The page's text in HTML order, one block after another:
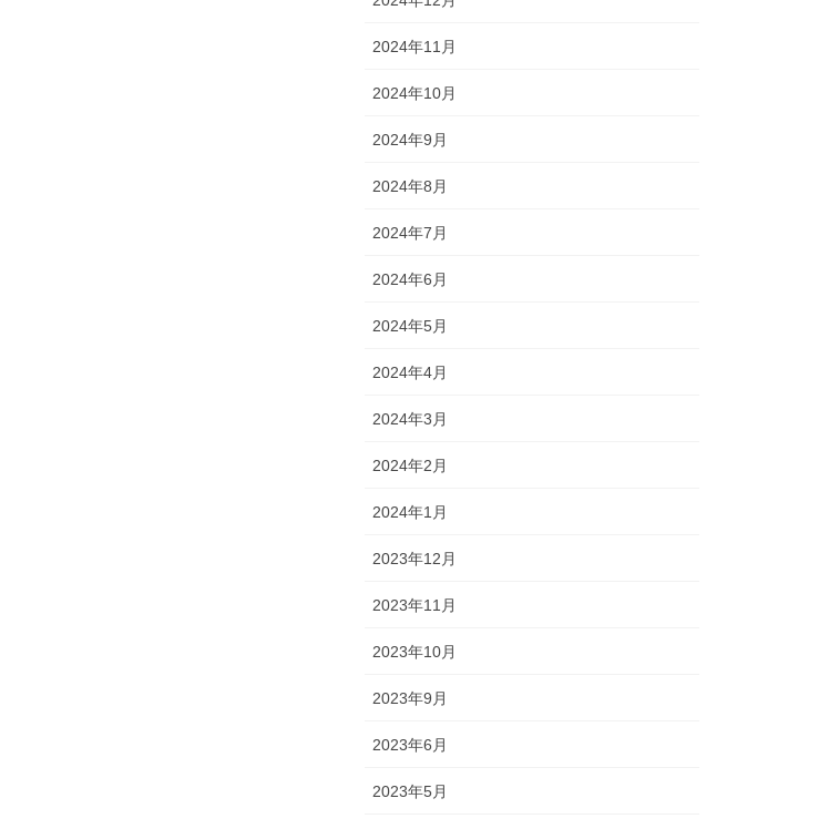
2024年11月
2024年10月
2024年9月
2024年8月
2024年7月
2024年6月
2024年5月
2024年4月
2024年3月
2024年2月
2024年1月
2023年12月
2023年11月
2023年10月
2023年9月
2023年6月
2023年5月